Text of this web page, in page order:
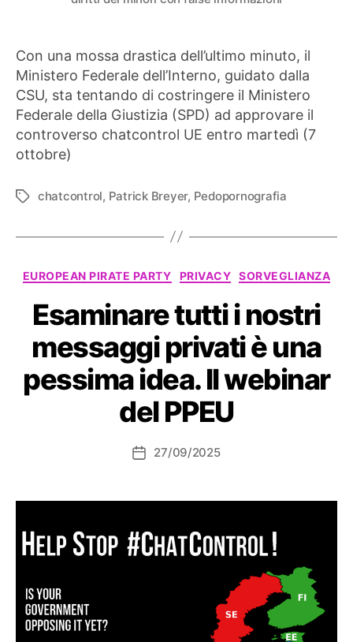
dei
minori
con
false
informazioni
Con una mossa drastica dell’ultimo minuto, il
Ministero Federale dell’Interno, guidato dalla
CSU, sta tentando di costringere il Ministero
Federale della Giustizia (SPD) ad approvare il
controverso chatcontrol UE entro martedì (7
ottobre)
Tag chatcontrol, Patrick Breyer, Pedopornografia
Categorie
EUROPEAN PIRATE PARTY PRIVACY SORVEGLIANZA
Esaminare tutti i nostri
messaggi privati ​​è una
pessima idea. Il webinar
del PPEU
Data27/09/2025